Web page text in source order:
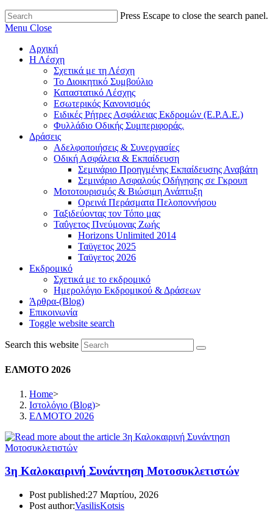
Press Escape to close the search panel.
Menu Close
Αρχική
Η Λέσχη
Σχετικά με τη Λέσχη
Το Διοικητικό Συμβούλιο
Καταστατικό Λέσχης
Εσωτερικός Κανονισμός
Ειδικές Ρήτρες Ασφάλειας Εκδρομών (Ε.Ρ.Α.Ε.)
Φυλλάδιο Οδικής Συμπεριφοράς.
Δράσεις
Αδελφοποιήσεις & Συνεργασίες
Οδική Ασφάλεια & Εκπαίδευση
Σεμινάριο Προηγμένης Εκπαίδευσης Αναβάτη
Σεμινάριο Ασφαλούς Οδήγησης σε Γκρουπ
Μοτοτουρισμός & Βιώσιμη Ανάπτυξη
Ορεινά Περάσματα Πελοποννήσου
Ταξιδεύοντας τον Τόπο μας
Ταΰγετος Πνεύμονας Ζωής
Horizons Unlimited 2014
Ταϋγετος 2025
Ταϋγετος 2026
Εκδρομικό
Σχετικά με το εκδρομικό
Ημερολόγιο Εκδρομικού & Δράσεων
Άρθρα-(Blog)
Επικοινωνία
Toggle website search
Search this website
ΕΛΜΟΤΟ 2026
Home>
Ιστολόγιο (Blog)>
ΕΛΜΟΤΟ 2026
3η Καλοκαιρινή Συνάντηση Μοτοσυκλετιστών
Post published:27 Μαρτίου, 2026
Post author:VasilisKotsis